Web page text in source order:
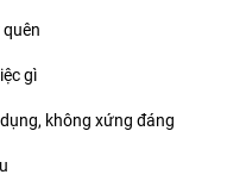
gì
không xứng đáng